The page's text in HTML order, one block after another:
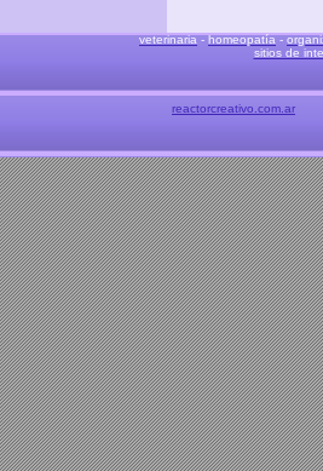
veterinaria - homeopatía -
sitios de
reactorcreativo.com.ar